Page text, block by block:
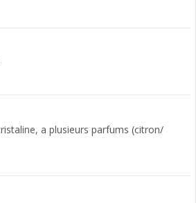
a plusieurs parfums (citron/